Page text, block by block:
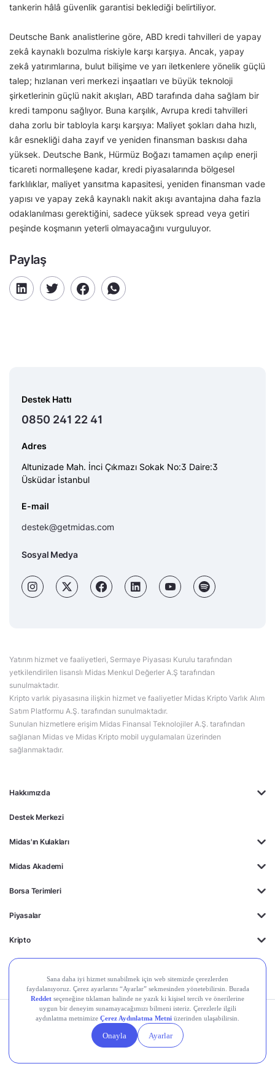
tankerin hâlâ güvenlik garantisi beklediği belirtiliyor.
Deutsche Bank analistlerine göre, ABD kredi tahvilleri de yapay
zekâ kaynaklı bozulma riskiyle karşı karşıya. Ancak, yapay
zekâ yatırımlarına, bulut bilişime ve yarı iletkenlere yönelik güçlü
talep; hızlanan veri merkezi inşaatları ve büyük teknoloji
şirketlerinin güçlü nakit akışları, ABD tarafında daha sağlam bir
kredi tamponu sağlıyor. Buna karşılık, Avrupa kredi tahvilleri
daha zorlu bir tabloyla karşı karşıya: Maliyet şokları daha hızlı,
kâr esnekliği daha zayıf ve yeniden finansman baskısı daha
yüksek. Deutsche Bank, Hürmüz Boğazı tamamen açılıp enerji
ticareti normalleşene kadar, kredi piyasalarında bölgesel
farklılıklar, maliyet yansıtma kapasitesi, yeniden finansman vade
yapısı ve yapay zekâ kaynaklı nakit akışı avantajına daha fazla
odaklanılması gerektiğini, sadece yüksek spread veya getiri
peşinde koşmanın yeterli olmayacağını vurguluyor.
Paylaş
Hakkımızda
Destek Merkezi
Midas'ın Kulakları
Midas Akademi
Borsa Terimleri
Piyasalar
Kripto
Ayrıcalıklar
Destek Hattı
0850 241 22 41
Adres
Altunizade Mah. İnci Çıkmazı Sokak No:3 Daire:3
Üsküdar İstanbul
E-mail
destek@getmidas.com
Sosyal Medya
Yatırım hizmet ve faaliyetleri, Sermaye Piyasası Kurulu tarafından
yetkilendirilen lisanslı Midas Menkul Değerler A.Ş tarafından
sunulmaktadır.
Kripto varlık piyasasına ilişkin hizmet ve faaliyetler Midas Kripto Varlık Alım
Satım Platformu A.Ş. tarafından sunulmaktadır.
Sunulan hizmetlere erişim Midas Finansal Teknolojiler A.Ş. tarafından
sağlanan Midas ve Midas Kripto mobil uygulamaları üzerinden
sağlanmaktadır.
Kişisel Verilerin
Gizlilik
Politikası
Yasal
Duyurular
Çerez